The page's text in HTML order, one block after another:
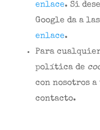
enlace. Si
Google da a
enlace.
Para
política de
con nosotros
contacto.